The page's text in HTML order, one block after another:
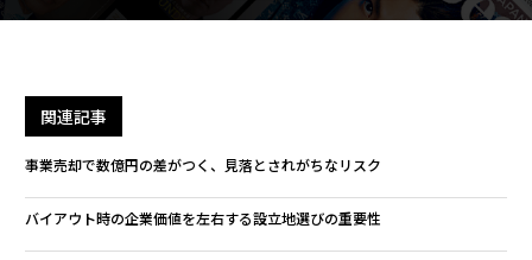
関連記事
事業売却で数億円の差がつく、見落とされがちなリスク
バイアウト時の企業価値を左右する設立地選びの重要性